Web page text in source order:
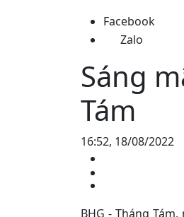
Facebook
Zalo
Sáng
Tám
16:52, 18/08/2022
BHG - Tháng